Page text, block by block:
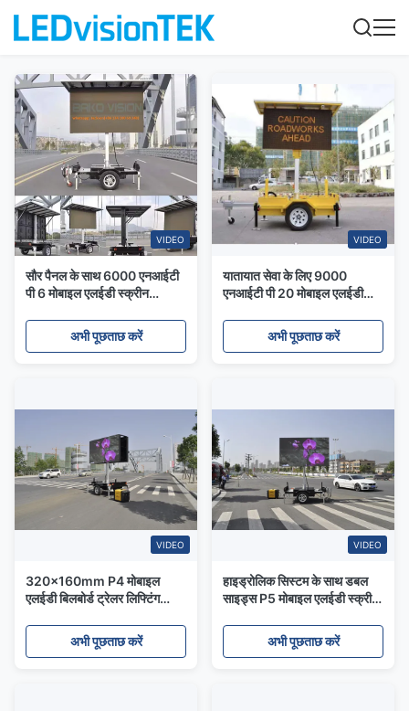
VIDEO
सौर पैनल के साथ 6000 एनआईटी
पी 6 मोबाइल एलईडी स्क्रीन
अभी पूछताछ करें
VIDEO
यातायात सेवा के लिए 9000
एनआईटी पी 20 मोबाइल एलईडी
अभी पूछताछ करें
VIDEO
320x160mm P4 मोबाइल
एलईडी बिलबोर्ड ट्रेलर लिफ्टिंग
अभी पूछताछ करें
VIDEO
हाइड्रोलिक सिस्टम के साथ डबल
साइड्स P5 मोबाइल एलईडी स्क्रीन
अभी पूछताछ करें